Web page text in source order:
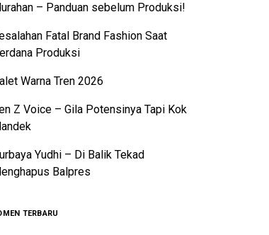
– Panduan sebelum Produksi!
Fatal Brand Fashion Saat
Produksi
Warna Tren 2026
Z Voice – Gila Potensinya Tapi Kok
Yudhi – Di Balik Tekad
Balpres
TERBARU